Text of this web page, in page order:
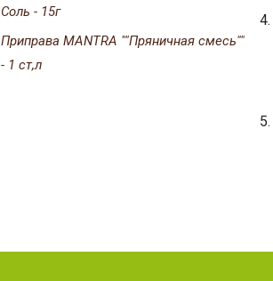
Соль - 15г
Приправа MANTRA ""Пряничная смесь""
- 1 ст,л